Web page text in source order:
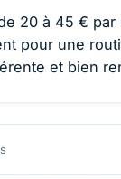
20 à 45 € par
pour une
et bien